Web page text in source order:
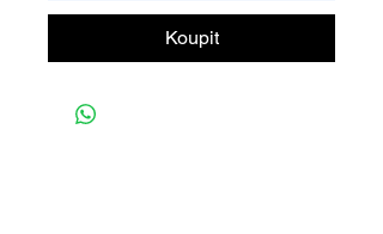
Koupit